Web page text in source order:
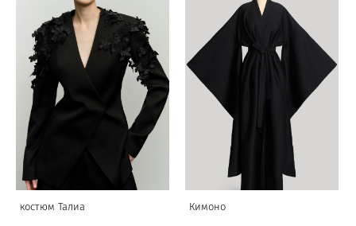
костюм Талиа Кимоно